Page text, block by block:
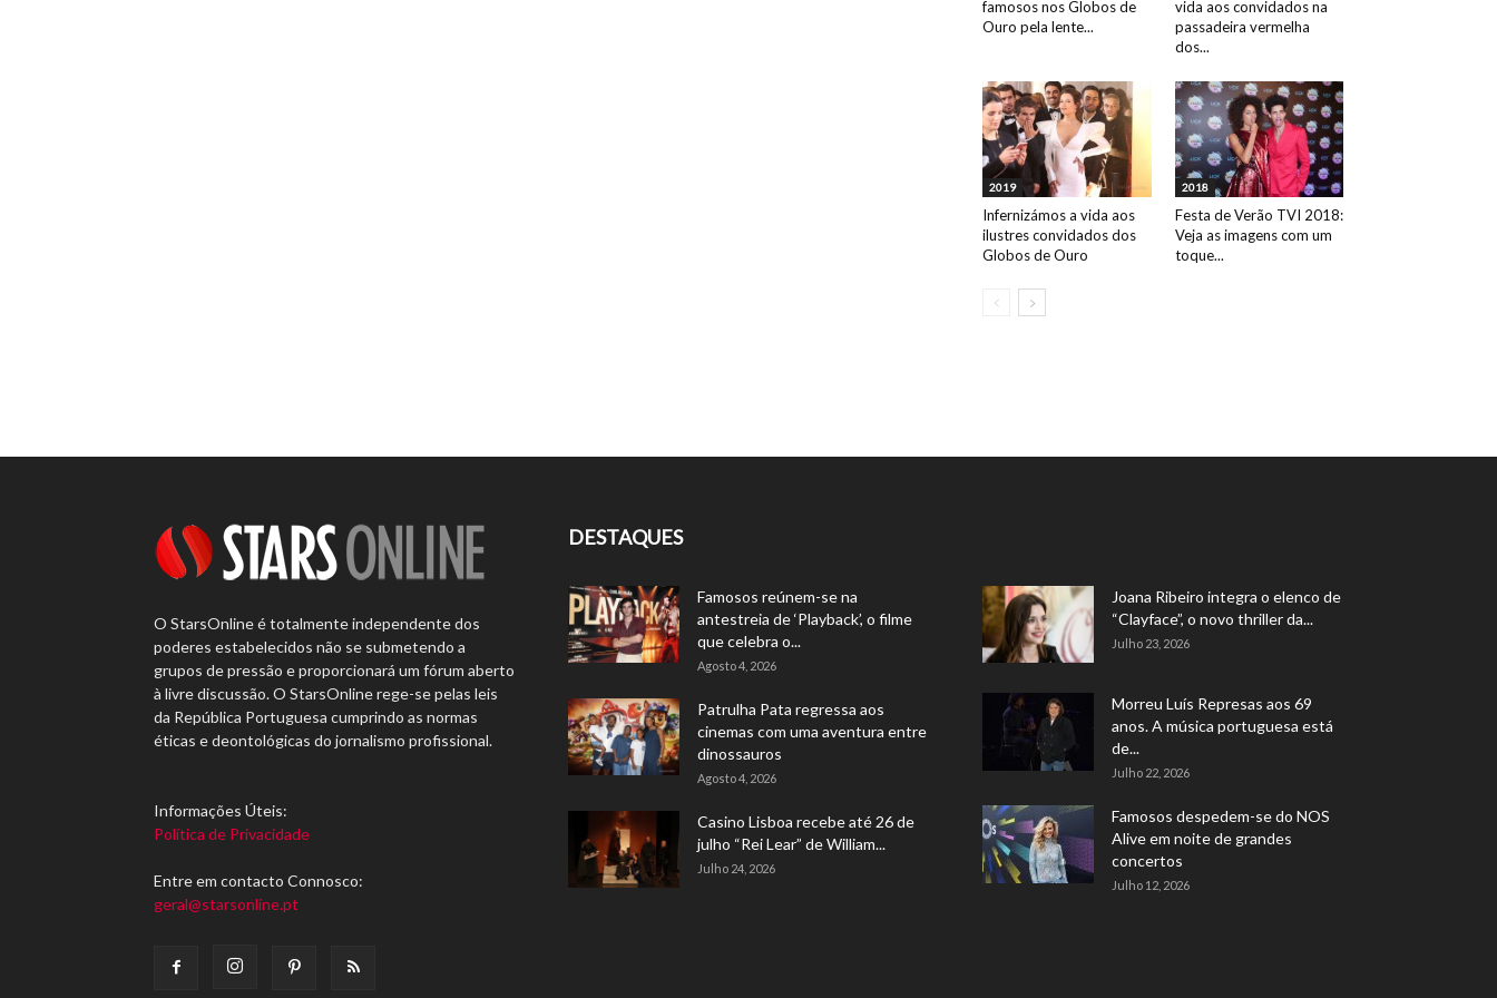
famosos nos Globos de
Ouro pela lente...
vida aos convidados na
passadeira vermelha
dos...
2019
Infernizámos a vida aos
ilustres convidados dos
Globos de Ouro
2018
Festa de Verão TVI 2018:
Veja as imagens com um
toque...
O StarsOnline é totalmente independente dos
poderes estabelecidos não se submetendo a
grupos de pressão e proporcionará um fórum aberto
à livre discussão. O StarsOnline rege-se pelas leis
da República Portuguesa cumprindo as normas
éticas e deontológicas do jornalismo profissional.
Informações Úteis:
Política de Privacidade
Entre em contacto Connosco:
geral@starsonline.pt
DESTAQUES
Famosos reúnem-se na
antestreia de ‘Playback’, o filme
que celebra o...
Agosto 4, 2026
Patrulha Pata regressa aos
cinemas com uma aventura entre
dinossauros
Agosto 4, 2026
Casino Lisboa recebe até 26 de
julho “Rei Lear” de William...
Julho 24, 2026
Joana Ribeiro integra o elenco de
“Clayface”, o novo thriller da...
Julho 23, 2026
Morreu Luís Represas aos 69
anos. A música portuguesa está
de...
Julho 22, 2026
Famosos despedem-se do NOS
Alive em noite de grandes
concertos
Julho 12, 2026